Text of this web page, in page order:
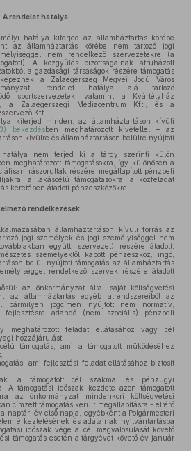
A rendelet hatálya
hatálya kiterjed az államháztartás körébe
az államháztartás körébe nem tartozó jogi
nem rendelkező szervezetekre (a
A közgyűlés bizottságainak átruházott
a gazdasági társaságok részére támogatás
a Zalaegerszeg Megyei Jogú Város
rendelet hatálya alá tartozó
sportszervezetek, valamint a Kvártélyház
a Zalaegerszegi Médiacentrum Kft., és a
Kft.
kiterjed minden, az államháztartáson kívüli
bekezdésben meghatározott kivétellel – az
kívülre és államháztartáson belülre nyújtott
nem terjed ki a tárgy szerinti külön
meghatározott támogatásokra, így különösen a
rászorultak részére megállapított pénzbeli
a lakáscélú támogatásokra, a közfeladat
keretében átadott pénzeszközökre.
rendelkezések
államháztartáson kívüli forrás az
jogi személyek és jogi személyiséggel nem
együtt: szervezet) részére átadott,
személyektől kapott pénzeszköz, ingó,
belül nyújtott támogatás az államháztartás
rendelkező szervek részére átadott
az önkormányzat által saját költségvetési
az államháztartás egyéb alrendszereiből az
bármilyen jogcímen nyújtott nem normatív,
fejlesztésre adandó (nem szociális) pénzbeli
meghatározott feladat ellátásához vagy cél
hozzájárulást,
támogatás, ami a támogatott működéséhez
ami fejlesztési feladat ellátásához biztosít
a támogatott cél szakmai és pénzügyi
A támogatási időszak kezdete azon támogatott
az önkormányzat mindenkori költségvetési
címzett támogatás került megállapításra - eltérő
naptári év első napja, egyébként a Polgármesteri
érkeztetésének és adatainak nyilvántartásba
időszak vége a cél megvalósulását követő
támogatás esetén a tárgyévet követő év január